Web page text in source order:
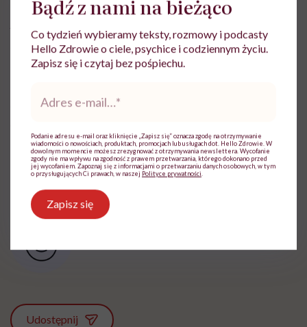
Agata Deja: fotografka, kulturoznawczyni, pasjonatka
rękodzieła, kuchni roślinnej i filozofii DIY. Prowadzi
bloga Food Porn, Vegan Style, na którym udowadnia, że
smaczna, kolorowa i zdrowa. Szczególnym uwielbieniem
Ten, kto umie i lubi gotować
Udostępnij
Bądź z nami na bieżąco
Co tydzień wybieramy teksty, rozmowy i podcasty
Hello Zdrowie o ciele, psychice i codziennym życiu.
Zapisz się i czytaj bez pośpiechu.
mail*
Podanie adresu e-mail oraz kliknięcie „Zapisz się” oznacza zgodę na otrzymywanie
wiadomości o nowościach, produktach, promocjach lub usługach dot. Hello Zdrowie. W
dowolnym momencie możesz zrezygnować z otrzymywania newslettera. Wycofanie
zgody nie ma wpływu na zgodność z prawem przetwarzania, którego dokonano przed
jej wycofaniem. Zapoznaj się z informacjami o przetwarzaniu danych osobowych, w tym
o przysługujących Ci prawach, w naszej Polityce prywatności
Zapisz się